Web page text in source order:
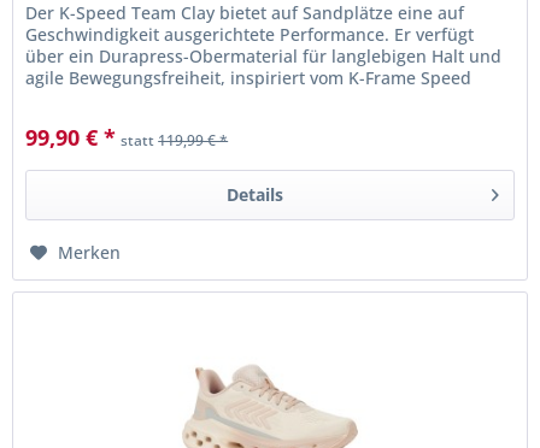
Der K-Speed ​​Team Clay bietet auf Sandplätze eine auf
Geschwindigkeit ausgerichtete Performance. Er verfügt
über ein Durapress-Obermaterial für langlebigen Halt und
agile Bewegungsfreiheit, inspiriert vom K-Frame Speed ​​
99,90 € * statt119,99 € *
Details
Merken